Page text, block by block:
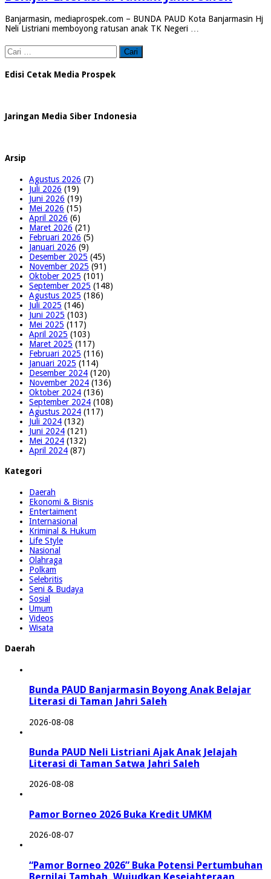
Banjarmasin, mediaprospek.com – BUNDA PAUD Kota Banjarmasin Hj
Neli Listriani memboyong ratusan anak TK Negeri …
Cari
untuk:
Edisi Cetak Media Prospek
Jaringan Media Siber Indonesia
Arsip
Agustus 2026 (7)
Juli 2026 (19)
Juni 2026 (19)
Mei 2026 (15)
April 2026 (6)
Maret 2026 (21)
Februari 2026 (5)
Januari 2026 (9)
Desember 2025 (45)
November 2025 (91)
Oktober 2025 (101)
September 2025 (148)
Agustus 2025 (186)
Juli 2025 (146)
Juni 2025 (103)
Mei 2025 (117)
April 2025 (103)
Maret 2025 (117)
Februari 2025 (116)
Januari 2025 (114)
Desember 2024 (120)
November 2024 (136)
Oktober 2024 (136)
September 2024 (108)
Agustus 2024 (117)
Juli 2024 (132)
Juni 2024 (121)
Mei 2024 (132)
April 2024 (87)
Kategori
Daerah
Ekonomi & Bisnis
Entertaiment
Internasional
Kriminal & Hukum
Life Style
Nasional
Olahraga
Polkam
Selebritis
Seni & Budaya
Sosial
Umum
Videos
Wisata
Daerah
Bunda PAUD Banjarmasin Boyong Anak Belajar
Literasi di Taman Jahri Saleh
2026-08-08
Bunda PAUD Neli Listriani Ajak Anak Jelajah
Literasi di Taman Satwa Jahri Saleh
2026-08-08
Pamor Borneo 2026 Buka Kredit UMKM
2026-08-07
“Pamor Borneo 2026” Buka Potensi Pertumbuhan
Bernilai Tambah, Wujudkan Kesejahteraan